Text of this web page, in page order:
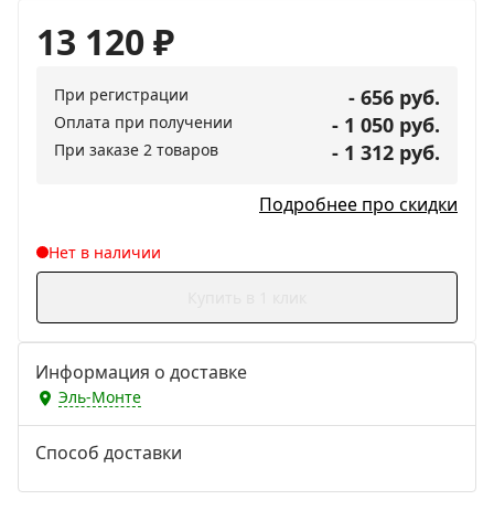
13 120₽
При регистрации - 656 руб.
Оплата при получении - 1 050 руб.
При заказе 2 товаров - 1 312 руб.
Подробнее про скидки
Нет в наличии
Информация о доставке
Эль-Монте
Способ доставки